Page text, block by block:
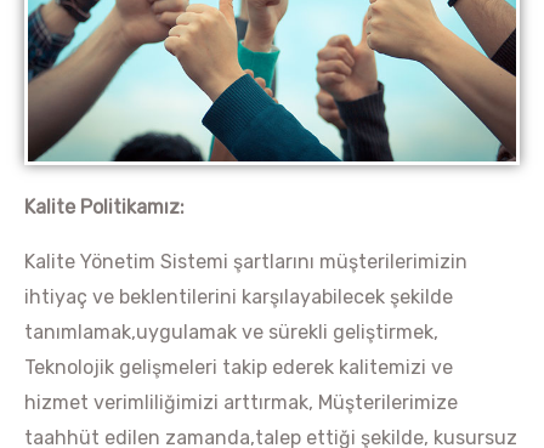
Kalite Politikamız:
Kalite Yönetim Sistemi şartlarını müşterilerimizin
ihtiyaç ve beklentilerini karşılayabilecek şekilde
tanımlamak,uygulamak ve sürekli geliştirmek,
Teknolojik gelişmeleri takip ederek kalitemizi ve
hizmet verimliliğimizi arttırmak, Müşterilerimize
taahhüt edilen zamanda,talep ettiği şekilde, kusursuz